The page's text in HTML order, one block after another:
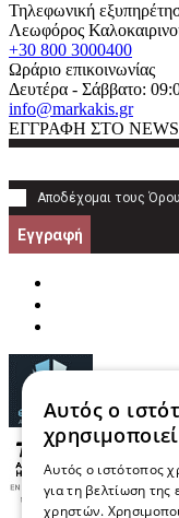
Τηλεφωνική
Λεωφόρος
+30 800 3000400
Ωράριο επικοινωνίας
Δευτέρα - Σάββατο:
info@markakis.gr
ΕΓΓΡΑΦΗ ΣΤΟ
Αποδέχομαι τους
Εγγραφή
Αυτός ο
Αυτός ο ιστότοπος
για τη βελτίωση της
χρηστών.